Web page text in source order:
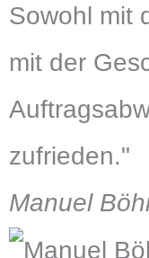
Sowohl mit
mit der
zufrieden."
Manuel